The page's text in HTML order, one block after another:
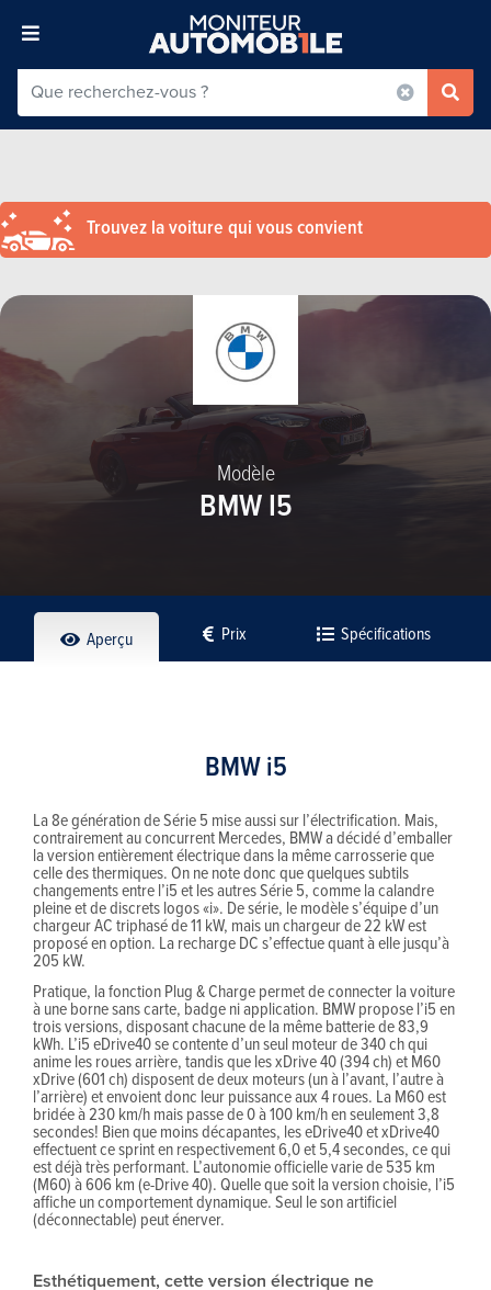
Trouvez la voiture qui vous convient
Modèle
BMW I5
Aperçu Prix Spécifications
BMW i5
La 8e génération de Série 5 mise aussi sur l’électrification. Mais,
contrairement au concurrent Mercedes, BMW a décidé d’emballer
la version entièrement électrique dans la même carrosserie que
celle des thermiques. On ne note donc que quelques subtils
changements entre l’i5 et les autres Série 5, comme la calandre
pleine et de discrets logos «i». De série, le modèle s’équipe d’un
chargeur AC triphasé de 11 kW, mais un chargeur de 22 kW est
proposé en option. La recharge DC s’effectue quant à elle jusqu’à
205 kW.
Pratique, la fonction Plug & Charge permet de connecter la voiture
à une borne sans carte, badge ni application. BMW propose l’i5 en
trois versions, disposant chacune de la même batterie de 83,9
kWh. L’i5 eDrive40 se contente d’un seul moteur de 340 ch qui
anime les roues arrière, tandis que les xDrive 40 (394 ch) et M60
xDrive (601 ch) disposent de deux moteurs (un à l’avant, l’autre à
l’arrière) et envoient donc leur puissance aux 4 roues. La M60 est
bridée à 230 km/h mais passe de 0 à 100 km/h en seulement 3,8
secondes! Bien que moins décapantes, les eDrive40 et xDrive40
effectuent ce sprint en respectivement 6,0 et 5,4 secondes, ce qui
est déjà très performant. L’autonomie officielle varie de 535 km
(M60) à 606 km (e-Drive 40). Quelle que soit la version choisie, l’i5
affiche un comportement dynamique. Seul le son artificiel
(déconnectable) peut énerver.
Esthétiquement, cette version électrique ne